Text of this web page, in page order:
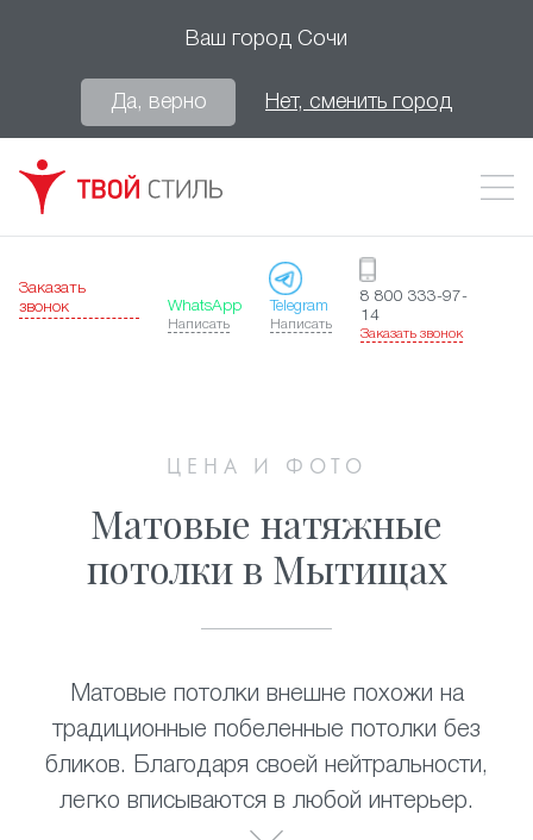
Ваш город Сочи
Да, верно Нет, сменить город
Заказать
звонок
WhatsApp
Написать
Telegram
Написать
8 800 333-97-
14
Заказать звонок
ЦЕНА И ФОТО
Матовые натяжные
потолки в Мытищах
Матовые потолки внешне похожи на
традиционные побеленные потолки без
бликов. Благодаря своей нейтральности,
легко вписываются в любой интерьер.